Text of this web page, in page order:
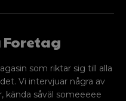
Foretag
som riktar sig till alla
Vi intervjuar några av
kända såväl someeeee